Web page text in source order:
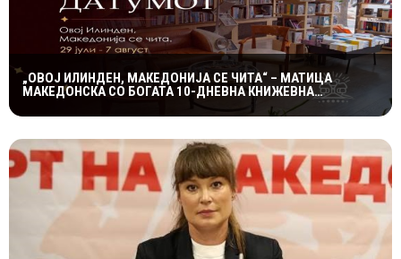
„ОВОЈ ИЛИНДЕН, МАКЕДОНИЈА СЕ ЧИТА“ – МАТИЦА
МАКЕДОНСКА СО БОГАТА 10-ДНЕВНА КНИЖЕВНА